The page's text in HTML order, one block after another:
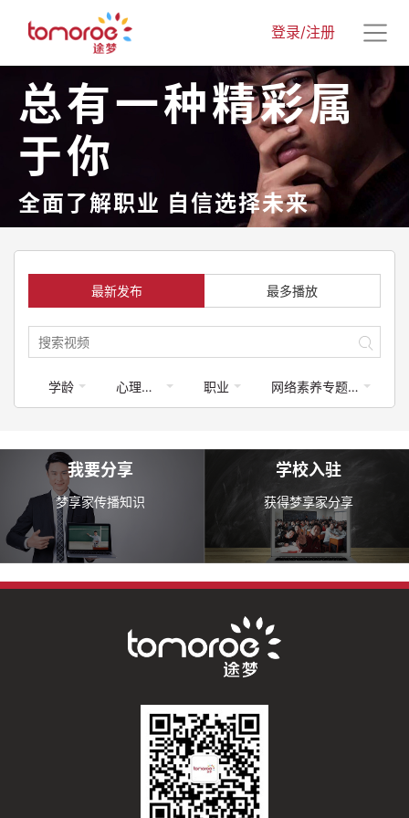
登录/注册
总有一种精彩属
于你
全面了解职业 自信选择未来
最新发布 最多播放
学龄 心理健康 职业 网络素养专题课程
我要分享
梦享家传播知识
学校入驻
获得梦享家分享